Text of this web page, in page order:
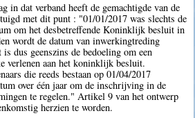
in dat verband heeft de gemachtigde van de
met dit punt : "01/01/2017 was slechts de
om het desbetreffende Koninklijk besluit in
wordt de datum van inwerkingtreding
dus geenszins de bedoeling om een
verlenen aan het koninklijk besluit.
die reeds bestaan op 01/04/2017
over één jaar om de inschrijving in de
te regelen." Artikel 9 van het ontwerp
herzien te worden.